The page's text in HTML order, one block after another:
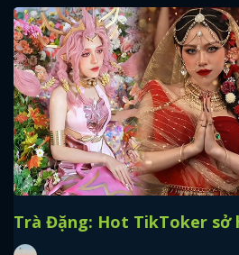
Trà Đặng: Hot TikToker